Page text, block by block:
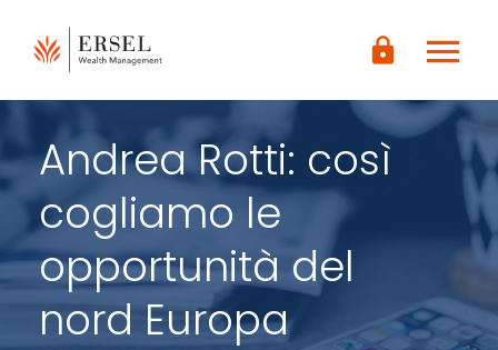
CONTENUTO
PRINCIPALE
PIÈ DI
PAGINA
lock menu
Andrea Rotti: così
cogliamo le
opportunità del
nord Europa